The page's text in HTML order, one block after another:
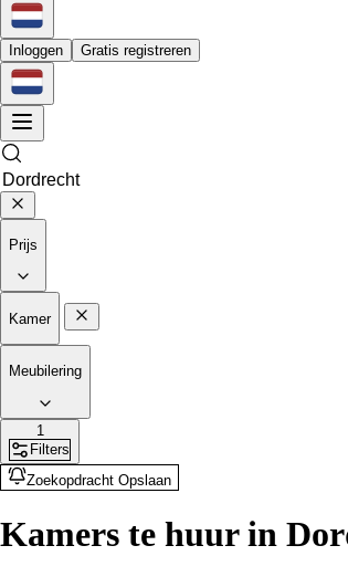
Inloggen Gratis registreren
Prijs
Kamer
Meubilering
1
Filters
Zoekopdracht Opslaan
Kamers te huur in